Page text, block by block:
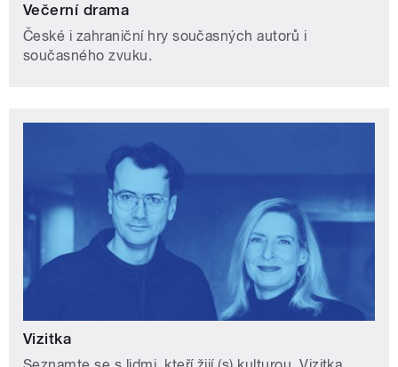
Večerní drama
České i zahraniční hry současných autorů i
současného zvuku.
Vizitka